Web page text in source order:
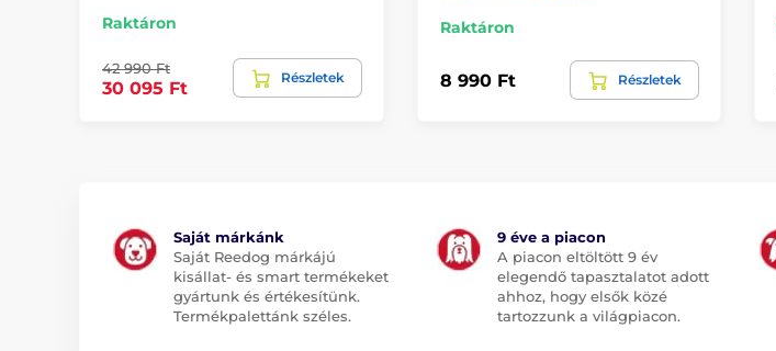
Raktáron
42 990 Ft
30 095 Ft
Részletek
Raktáron
8 990 Ft Részletek
Saját márkánk
Saját Reedog márkájú
kisállat- és smart termékeket
gyártunk és értékesítünk.
Termékpalettánk széles.
9 éve a piacon
A piacon eltöltött 9 év
elegendő tapasztalatot adott
ahhoz, hogy elsők közé
tartozzunk a világpiacon.